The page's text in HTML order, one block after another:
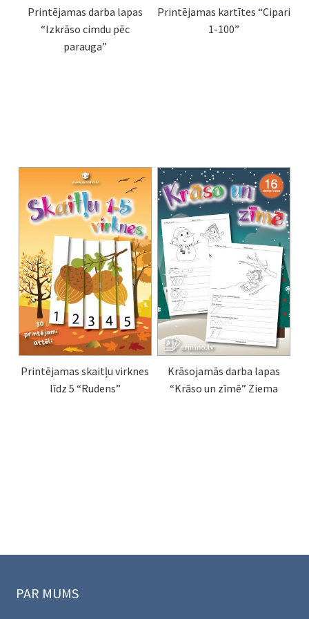
Printējamas darba lapas
“Izkrāso cimdu pēc
parauga”
Printējamas kartītes “Cipari
1-100”
Printējamas skaitļu virknes
līdz 5 “Rudens”
Krāsojamās darba lapas
“Krāso un zīmē” Ziema
PAR MUMS